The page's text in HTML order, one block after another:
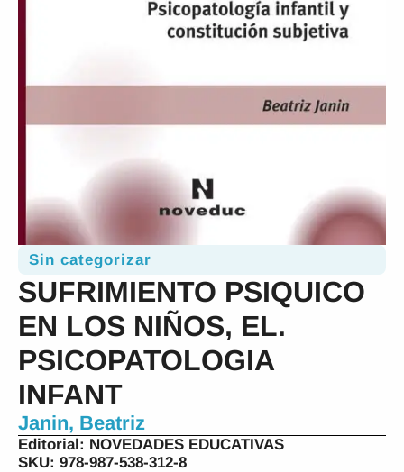
Sin categorizar
SUFRIMIENTO PSIQUICO
EN LOS NIÑOS, EL.
PSICOPATOLOGIA
INFANT
Janin, Beatriz
Editorial: NOVEDADES EDUCATIVAS
SKU: 978-987-538-312-8